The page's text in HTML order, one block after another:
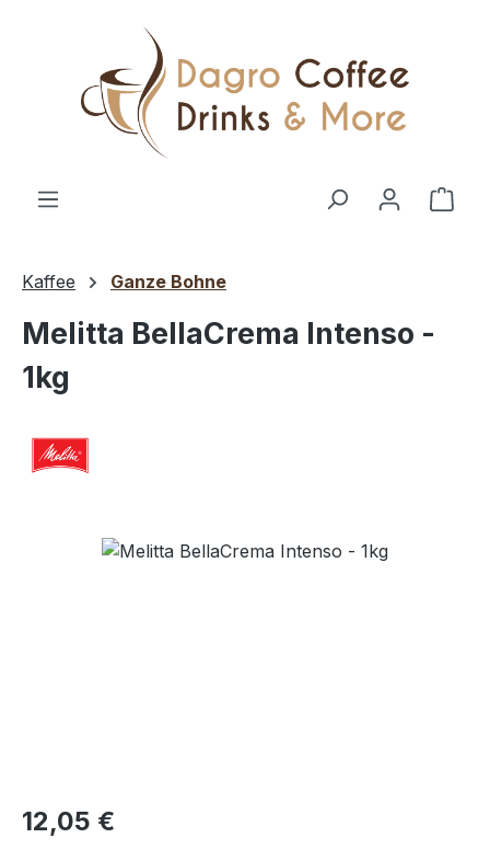
Zum Hauptinhalt springen
Kaffee Ganze Bohne
Melitta BellaCrema Intenso -
1kg
Bildergalerie überspringen
12,05 €